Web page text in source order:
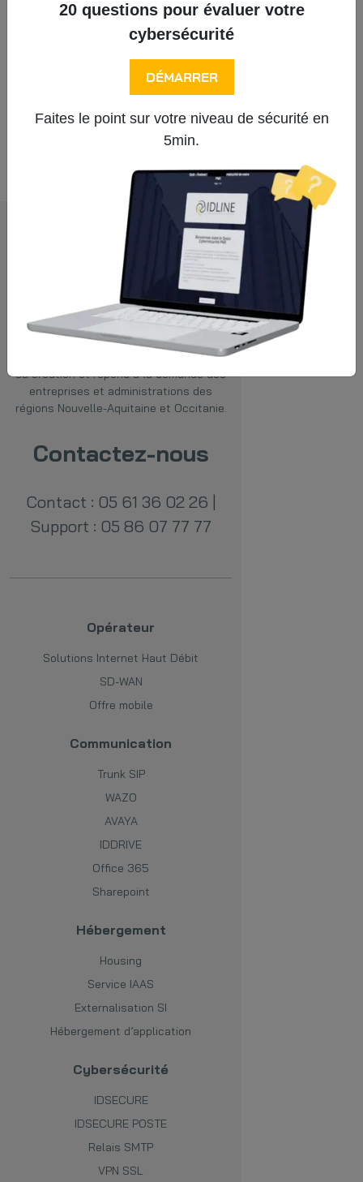
20 questions pour évaluer votre
cybersécurité
DÉMARRER
Faites le point sur votre niveau de sécurité en
5min.
LA CITÉ DU VIN
Tous les témoignages
propose des offres hébergeur,
opérateur et télécom. Situé à l’Isle-
d’Espagnac (près d’Angoulême), IDLINE
est opérateur agréé par l’ARCEP depuis
sa création et répond à la demande des
entreprises et administrations des
régions Nouvelle-Aquitaine et Occitanie.
Contactez-nous
Contact : 05 61 36 02 26 |
Support : 05 86 07 77 77
Opérateur
Solutions Internet Haut Débit
SD-WAN
Offre mobile
Communication
Trunk SIP
WAZO
AVAYA
IDDRIVE
Office 365
Sharepoint
Hébergement
Housing
Service IAAS
Externalisation SI
Hébergement d’application
Cybersécurité
IDSECURE
IDSECURE POSTE
Relais SMTP
VPN SSL